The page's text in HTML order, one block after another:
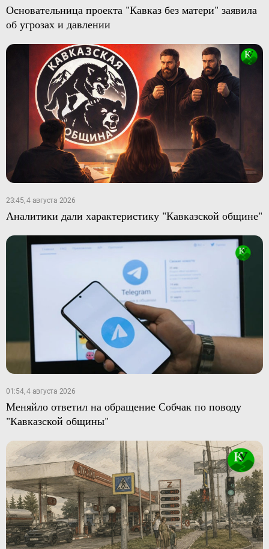
Основательница проекта "Кавказ без матери" заявила
об угрозах и давлении
23:45, 4 августа 2026
Аналитики дали характеристику "Кавказской общине"
01:54, 4 августа 2026
Меняйло ответил на обращение Собчак по поводу
"Кавказской общины"